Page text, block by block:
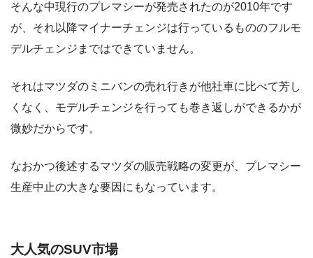
そんな中現行のプレマシーが発売されたのが2010年です
が、それ以降マイナーチェンジは行っているもののフルモ
デルチェンジまではできていません。
それはマツダのミニバンの売れ行きが他社車に比べて芳し
くなく、モデルチェンジを行っても巻き返しができるかが
微妙だからです。
なおかつ後述するマツダの販売戦略の変更が、プレマシー
生産中止の大きな要因にもなっています。
大人気のSUV市場